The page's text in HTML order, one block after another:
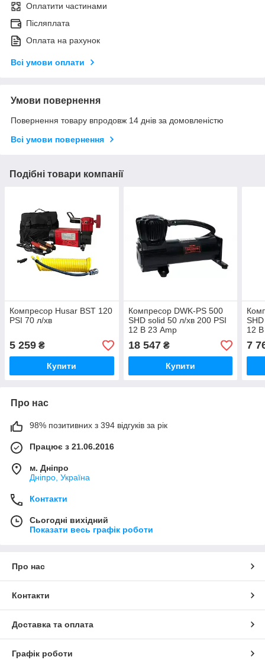
Оплатити частинами
Післяплата
Оплата на рахунок
Всі умови оплати
Умови повернення
Повернення товару впродовж 14 днів за домовленістю
Всі умови повернення
Подібні товари компанії
Компресор Husar BST 120
PSI 70 л/хв
5 259 ₴
Купити
Компресор DWK-PS 500
SHD solid 50 л/хв 200 PSI
12 В 23 Amp
18 547₴
Купити
12
7
Про нас
98% позитивних з 394 відгуків за рік
Працює з 21.06.2016
м. Дніпро
Дніпро, Україна
Контакти
Сьогодні вихідний
Показати весь графік роботи
Про нас
Контакти
Доставка та оплата
Графік роботи